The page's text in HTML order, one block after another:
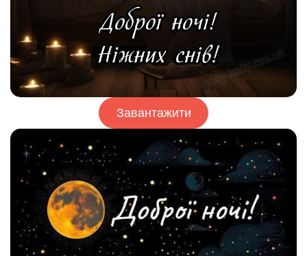
Завантажити